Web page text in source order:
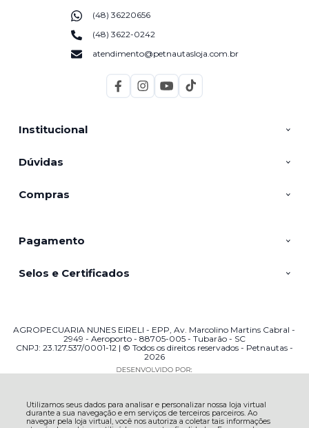
Utilizamos seus dados para analisar e personalizar nossa loja virtual
durante a sua navegação e em serviços de terceiros parceiros. Ao
navegar pela loja virtual, você nos autoriza a coletar tais informações
Institucional
Dúvidas
Compras
(48) 36220656
(48) 3622-0242
atendimento@petnautasloja.com.br
Pagamento
Selos e Certificados
AGROPECUARIA NUNES EIRELI - EPP, Av. Marcolino Martins Cabral -
2949 - Aeroporto - 88705-005 - Tubarão - SC
CNPJ: 23.127.537/0001-12 | © Todos os direitos reservados - Petnautas -
2026